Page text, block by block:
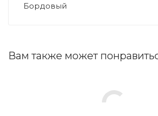
Бордовый
Вам также может